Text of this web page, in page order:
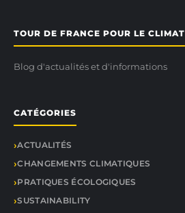
TOUR DE FRANCE POUR LE CLIMAT
Blog d'actualités et d'informations
CATÉGORIES
ACTUALITÉS
CHANGEMENTS CLIMATIQUES
PRATIQUES ÉCOLOGIQUES
SUSTAINABILITY